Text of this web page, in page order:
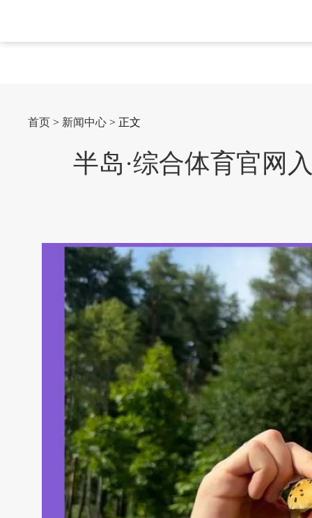
首页 > 新闻中心 > 正文
半岛·综合体育官网